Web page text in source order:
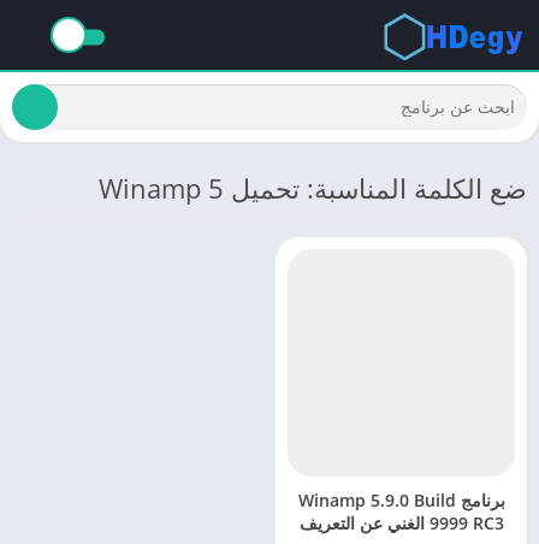
ضع الكلمة المناسبة: تحميل Winamp 5
برنامج Winamp 5.9.0 Build
9999 RC3 الغني عن التعريف